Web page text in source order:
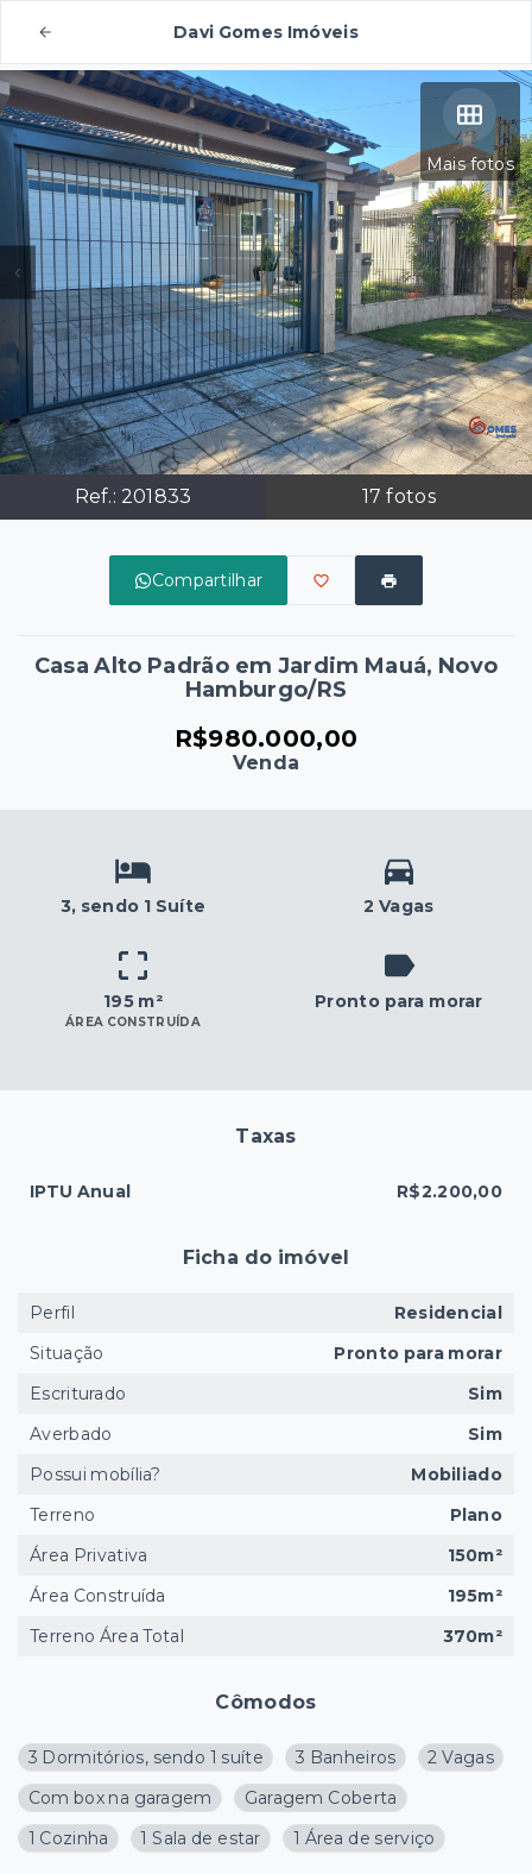
Davi Gomes Imóveis
Mais fotos
Ref.: 201833 17 fotos
Compartilhar
Casa Alto Padrão em Jardim Mauá, Novo
Hamburgo/RS
R$980.000,00
Venda
3, sendo 1 Suíte 2 Vagas
195 m²
ÁREA CONSTRUÍDA
Pronto para morar
Cômodos
3 Dormitórios, sendo 1 suíte 3 Banheiros
2 Vagas
Com box na garagem
Garagem Coberta
1 Cozinha
1 Sala de estar 1 Área de serviço
Taxas
IPTU Anual R$2.200,00
Ficha do imóvel
Perfil
Residencial
Situação
Pronto para morar
Escriturado
Sim
Averbado
Sim
Possui mobília?
Mobiliado
Terreno
Plano
Área Privativa
150m²
Área Construída
195m²
Terreno Área Total
370m²